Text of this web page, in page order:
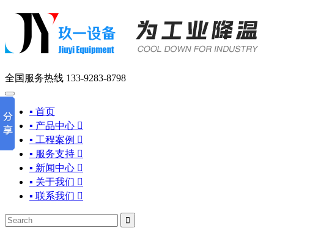
全国服务热线 133-9283-8798
▪ 首页
▪ 产品中心 
▪ 工程案例 
▪ 服务支持 
▪ 新闻中心 
▪ 关于我们 
▪ 联系我们 
